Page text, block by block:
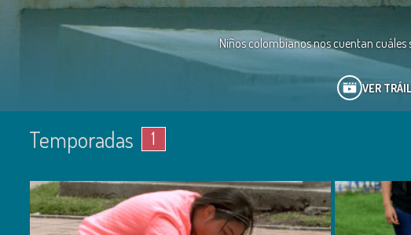
Niños colombianos nos cuentan
VER
Temporadas 1